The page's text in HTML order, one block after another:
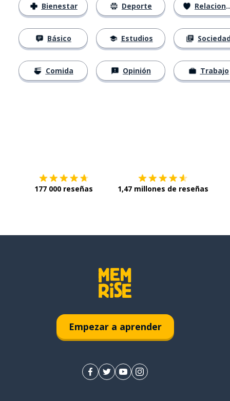
Bienestar
Básico
Comida
Deporte
Estudios
Opinión
Relaciones
Trabajo
177 000 reseñas 1,47 millones de reseñas
Empezar a aprender